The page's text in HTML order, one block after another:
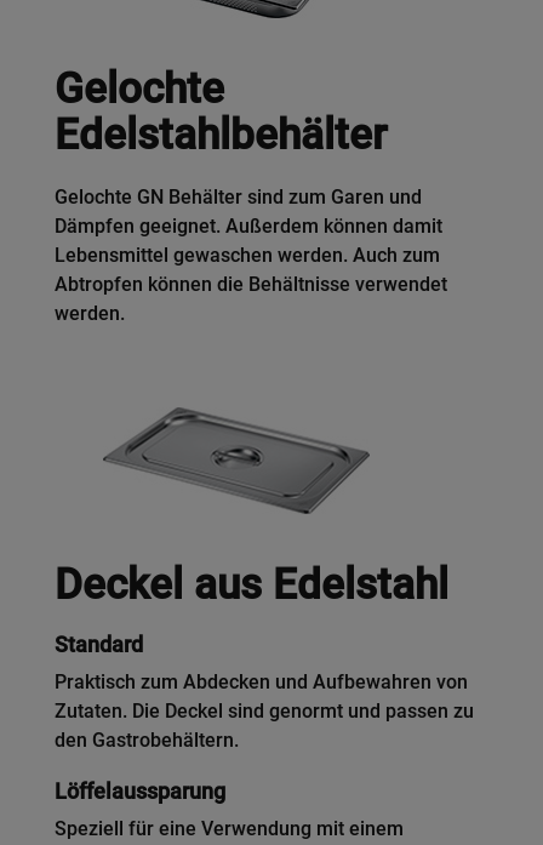
Gelochte
Edelstahlbehälter
Gelochte GN Behälter sind zum Garen und
Dämpfen geeignet. Außerdem können damit
Lebensmittel gewaschen werden. Auch zum
Abtropfen können die Behältnisse verwendet
werden.
Deckel aus Edelstahl
Standard
Praktisch zum Abdecken und Aufbewahren von
Zutaten. Die Deckel sind genormt und passen zu
den Gastrobehältern.
Löffelaussparung
Speziell für eine Verwendung mit einem